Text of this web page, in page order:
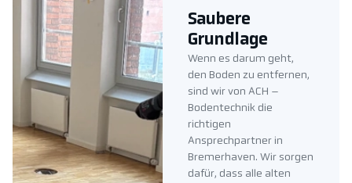
Saubere
Grundlage
Wenn es darum geht,
den Boden zu entfernen,
sind wir von ACH –
Bodentechnik die
richtigen
Ansprechpartner in
Bremerhaven. Wir sorgen
dafür, dass alle alten